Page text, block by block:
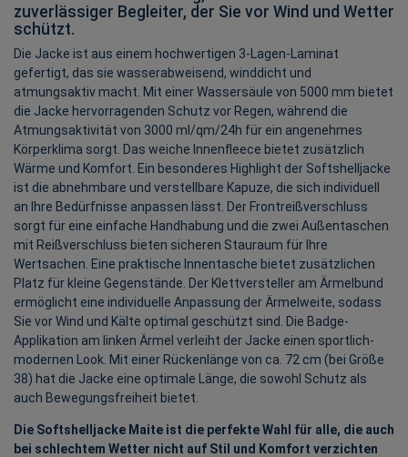
zuverlässiger Begleiter, der Sie vor Wind und Wetter
schützt.
Die Jacke ist aus einem hochwertigen 3-Lagen-Laminat
gefertigt, das sie wasserabweisend, winddicht und
atmungsaktiv macht. Mit einer Wassersäule von 5000 mm bietet
die Jacke hervorragenden Schutz vor Regen, während die
Atmungsaktivität von 3000 ml/qm/24h für ein angenehmes
Körperklima sorgt. Das weiche Innenfleece bietet zusätzlich
Wärme und Komfort. Ein besonderes Highlight der Softshelljacke
ist die abnehmbare und verstellbare Kapuze, die sich individuell
an Ihre Bedürfnisse anpassen lässt. Der Frontreißverschluss
sorgt für eine einfache Handhabung und die zwei Außentaschen
mit Reißverschluss bieten sicheren Stauraum für Ihre
Wertsachen. Eine praktische Innentasche bietet zusätzlichen
Platz für kleine Gegenstände. Der Klettversteller am Ärmelbund
ermöglicht eine individuelle Anpassung der Ärmelweite, sodass
Sie vor Wind und Kälte optimal geschützt sind. Die Badge-
Applikation am linken Ärmel verleiht der Jacke einen sportlich-
modernen Look. Mit einer Rückenlänge von ca. 72 cm (bei Größe
38) hat die Jacke eine optimale Länge, die sowohl Schutz als
auch Bewegungsfreiheit bietet.
Die Softshelljacke Maite ist die perfekte Wahl für alle, die auch
bei schlechtem Wetter nicht auf Stil und Komfort verzichten